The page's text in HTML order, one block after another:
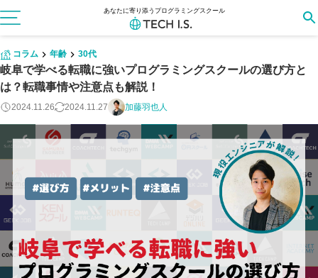
あなたに寄り添うプログラミングスクール
コラム 年齢 30代
岐阜で学べる転職に強いプログラミングスクールの選び方と
は？転職事情や注意点も解説！
2024.11.26 2024.11.27 加藤羽也人